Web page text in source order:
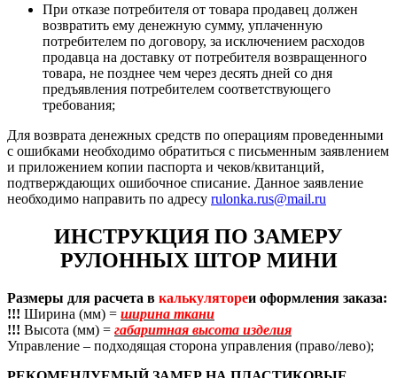
При отказе потребителя от товара продавец должен
возвратить ему денежную сумму, уплаченную
потребителем по договору, за исключением расходов
продавца на доставку от потребителя возвращенного
товара, не позднее чем через десять дней со дня
предъявления потребителем соответствующего
требования;
Для возврата денежных средств по операциям проведенными
с ошибками необходимо обратиться с письменным заявлением
и приложением копии паспорта и чеков/квитанций,
подтверждающих ошибочное списание. Данное заявление
необходимо направить по адресу rulonka.rus@mail.ru
ИНСТРУКЦИЯ ПО ЗАМЕРУ
РУЛОННЫХ ШТОР МИНИ
Размеры для расчета в калькулятореи оформления заказа:
!!! Ширина (мм) = ширина ткани
!!! Высота (мм) = габаритная высота изделия
Управление – подходящая сторона управления (право/лево);